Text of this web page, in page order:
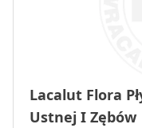
Lacalut Flora
Ustnej I Zębów